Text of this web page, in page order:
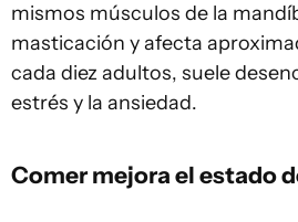
mismos músculos de la
masticación y afecta
cada diez adultos, suele
estrés y la ansiedad.
Comer mejora el estado